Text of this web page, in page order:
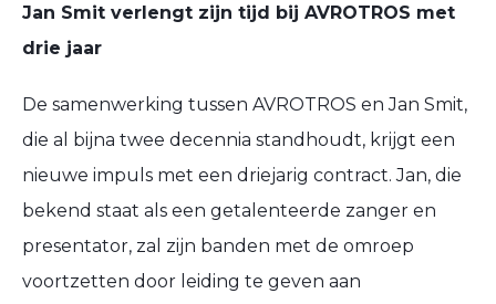
Jan Smit verlengt zijn tijd bij AVROTROS met
drie jaar
De samenwerking tussen AVROTROS en Jan Smit,
die al bijna twee decennia standhoudt, krijgt een
nieuwe impuls met een driejarig contract. Jan, die
bekend staat als een getalenteerde zanger en
presentator, zal zijn banden met de omroep
voortzetten door leiding te geven aan